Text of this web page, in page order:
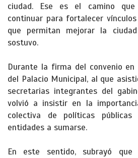
ciudad. Ese es el camino
continuar para fortalecer
que permitan mejorar la
sostuvo.
Durante la firma del convenio en
del Palacio Municipal, al que
secretarias integrantes del
volvió a insistir en la
colectiva de políticas
entidades a sumarse.
En este sentido, subrayó que